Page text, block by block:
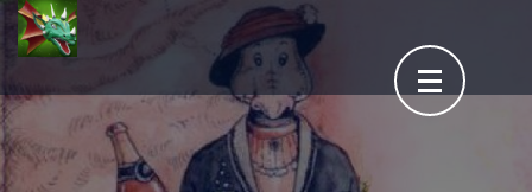
Aller
au
contenu
(Pressez
Entrée)